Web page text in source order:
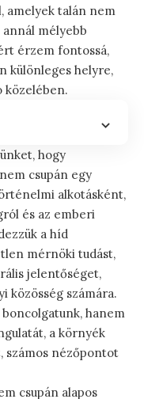
amelyek talán nem
mélyebb
érzem fontossá,
különleges helyre,
közelében.
hogy
csupán egy
alkotásként,
és az emberi
a híd
mérnöki tudást,
jelentőséget,
közösség számára.
hanem
a környék
számos nézőpontot
csupán alapos